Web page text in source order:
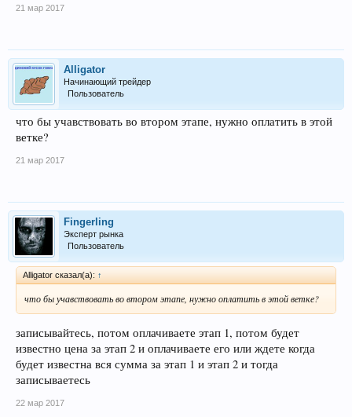
21 мар 2017
Alligator
Начинающий трейдер
Пользователь
что бы учавствовать во втором этапе, нужно оплатить в этой
ветке?
21 мар 2017
Fingerling
Эксперт рынка
Пользователь
Alligator сказал(а): ↑
что бы учавствовать во втором этапе, нужно оплатить в этой ветке?
записывайтесь, потом оплачиваете этап 1, потом будет
известно цена за этап 2 и оплачиваете его или ждете когда
будет известна вся сумма за этап 1 и этап 2 и тогда
записываетесь
22 мар 2017